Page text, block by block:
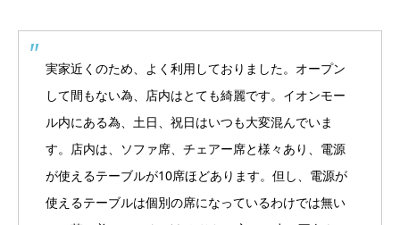
実家近くのため、よく利用しておりました。オープン
して間もない為、店内はとても綺麗です。イオンモー
ル内にある為、土日、祝日はいつも大変混んでいま
す。店内は、ソファ席、チェアー席と様々あり、電源
が使えるテーブルが10席ほどあります。但し、電源が
使えるテーブルは個別の席になっているわけでは無い